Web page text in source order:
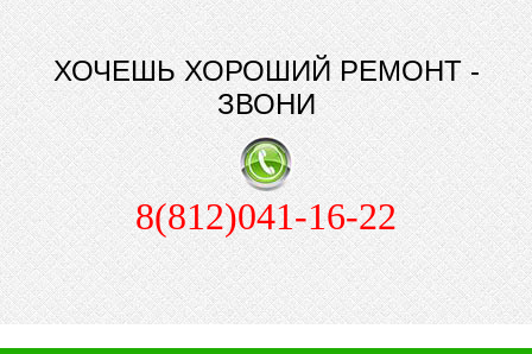
ХОЧЕШЬ ХОРОШИЙ РЕМОНТ -
ЗВОНИ
8(812)041-16-22